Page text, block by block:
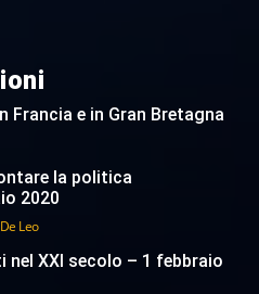
Francia e in Gran Bretagna
la politica
2020
Leo
nel XXI secolo – 1 febbraio